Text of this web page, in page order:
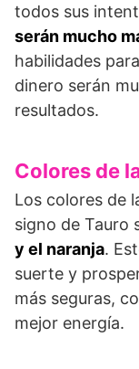
todos sus
serán mucho
habilidades
dinero serán
resultados.
Colores de
Los colores de
signo de Tauro
y el naranja.
suerte y
más seguras,
mejor energía.